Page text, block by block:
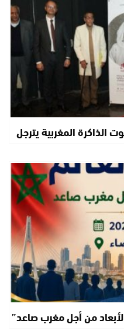
الذاكرة المغربية يترجل
من أجل مغرب صاعد”